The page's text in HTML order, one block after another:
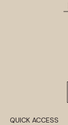
QUICK ACCESS